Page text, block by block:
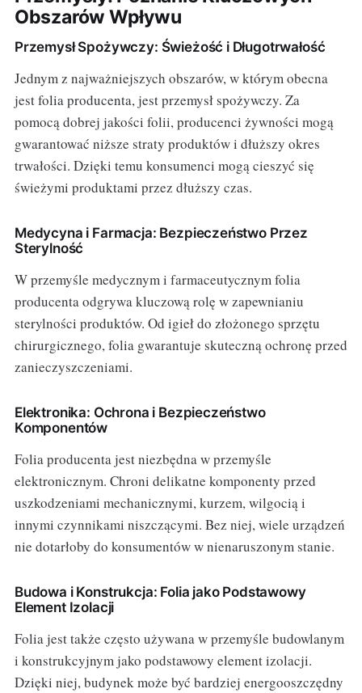
Obszarów Wpływu
Przemysł Spożywczy: Świeżość i Długotrwałość
Jednym z najważniejszych obszarów, w którym obecna
jest folia producenta, jest przemysł spożywczy. Za
pomocą dobrej jakości folii, producenci żywności mogą
gwarantować niższe straty produktów i dłuższy okres
trwałości. Dzięki temu konsumenci mogą cieszyć się
świeżymi produktami przez dłuższy czas.
Medycyna i Farmacja: Bezpieczeństwo Przez
Sterylność
W przemyśle medycznym i farmaceutycznym folia
producenta odgrywa kluczową rolę w zapewnianiu
sterylności produktów. Od igieł do złożonego sprzętu
chirurgicznego, folia gwarantuje skuteczną ochronę przed
zanieczyszczeniami.
Elektronika: Ochrona i Bezpieczeństwo
Komponentów
Folia producenta jest niezbędna w przemyśle
elektronicznym. Chroni delikatne komponenty przed
uszkodzeniami mechanicznymi, kurzem, wilgocią i
innymi czynnikami niszczącymi. Bez niej, wiele urządzeń
nie dotarłoby do konsumentów w nienaruszonym stanie.
Budowa i Konstrukcja: Folia jako Podstawowy
Element Izolacji
Folia jest także często używana w przemyśle budowlanym
i konstrukcyjnym jako podstawowy element izolacji.
Dzięki niej, budynek może być bardziej energooszczędny